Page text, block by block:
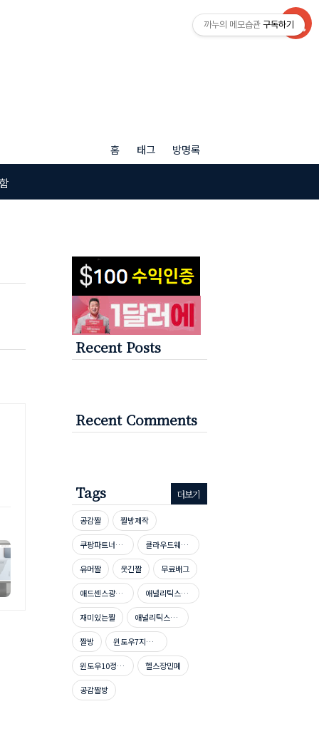
홈 태그 방명록
Recent Posts
Recent Comments
Tags 더보기
공감짤 짤방제작
쿠팡파트너스신청방법 클라우드웨이즈호스팅
유머짤 웃긴짤 무료배그
애드센스광고단가높이기 애널리틱스자격증
재미있는짤 애널리틱스자격증시험문제
짤방 윈도우7지원종료
윈도우10정품인증 헬스장민폐
공감짤방
까누의 메모습관 구독하기